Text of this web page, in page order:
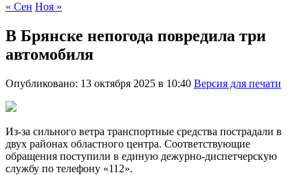
« Сен Ноя »
В Брянске непогода повредила три
автомобиля
Опубликовано: 13 октября 2025 в 10:40 Версия для печати
Из-за сильного ветра транспортные средства пострадали в
двух районах областного центра. Соответствующие
обращения поступили в единую дежурно-диспетчерскую
службу по телефону «112».